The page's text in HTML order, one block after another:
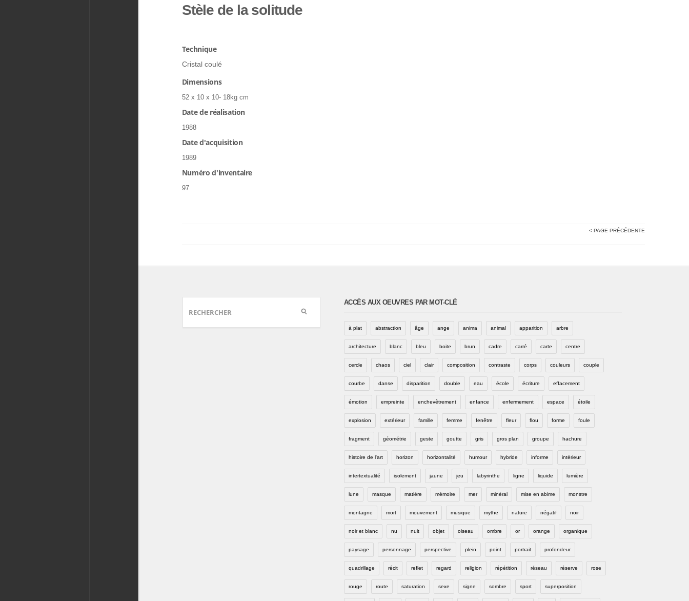
Stèle de la solitude
Technique
Cristal coulé
Dimensions
52 x 10 x 10- 18kg cm
Date de réalisation
1988
Date d'acquisition
1989
Numéro d'inventaire
97
< PAGE PRÉCÉDENTE
ACCÈS AUX OEUVRES PAR MOT-CLÉ
à plat abstraction âge ange anima animal apparition arbre
architecture blanc bleu boite brun cadre carré carte centre
cercle chaos ciel clair composition contraste corps couleurs couple
courbe danse disparition double eau école écriture effacement
émotion empreinte enchevêtrement enfance enfermement espace étoile
explosion extérieur famille femme fenêtre fleur flou forme foule
fragment géométrie geste goutte gris gros plan groupe hachure
histoire de l'art horizon horizontalité humour hybride informe intérieur
intertextualité isolement jaune jeu labyrinthe ligne liquide lumière
lune masque matière mémoire mer minéral mise en abime monstre
montagne mort mouvement musique mythe nature négatif noir
noir et blanc nu nuit objet oiseau ombre or orange organique
paysage personnage perspective plein point portrait profondeur
quadrillage récit reflet regard religion répétition réseau réserve rose
rouge route saturation sexe signe sombre sport superposition